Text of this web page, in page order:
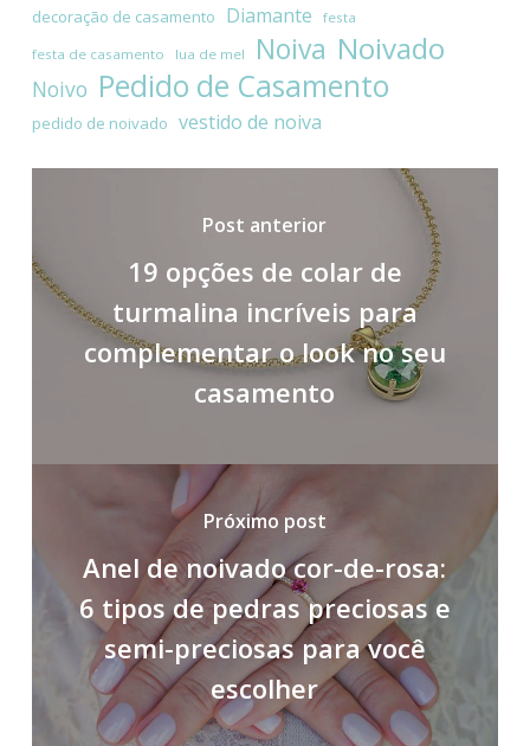
decoração de casamento Diamante festa
festa de casamento lua de mel Noiva Noivado
Noivo Pedido de Casamento
pedido de noivado vestido de noiva
Post anterior
19 opções de colar de
turmalina incríveis para
complementar o look no seu
casamento
Próximo post
Anel de noivado cor-de-rosa:
6 tipos de pedras preciosas e
semi-preciosas para você
escolher